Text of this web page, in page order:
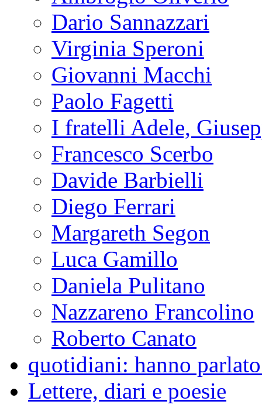
Dario Sannazzari
Virginia Speroni
Giovanni Macchi
Paolo Fagetti
I fratelli Adele,
Francesco Scerbo
Davide Barbielli
Diego Ferrari
Margareth Segon
Luca Gamillo
Daniela Pulitano
Nazzareno Francolino
Roberto Canato
quotidiani: hanno
Lettere, diari e poesie